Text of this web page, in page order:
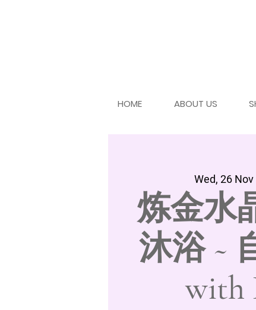
HOME ABOUT US
Wed, 26 Nov
炼金水
沐浴 ~
with